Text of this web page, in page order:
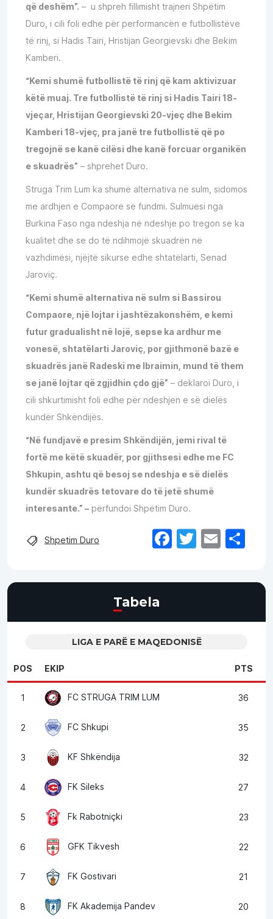
që deshëm”. – u shpreh fillimisht trajneri Shpëtim
Duro, i cili foli edhe për performancën e futbollistëve
të rinj, si Hadis Tairi, Hristijan Georgievski dhe Bekim
Kamberi.
“Kemi shumë futbollistë të rinj që kam aktivizuar
këtë muaj. Tre futbollistë të rinj si Hadis Tairi 18-
vjeçar, Hristijan Georgievski 20-vjeç dhe Bekim
Kamberi 18-vjeç, pra janë tre futbollistë që po
tregojnë se kanë cilësi dhe kanë forcuar organikën
e skuadrës” – shprehet Duro.
Struga Trim Lum ka shumë alternativa në sulm, sidomos
me ardhjen e Compaore së fundmi. Sulmuesi nga
Burkina Faso nga ndeshja në ndeshje po tregon se ka
kualitet dhe se do të ndihmojë skuadrën në
vazhdimësi, njëjtë sikurse edhe shtatëlarti, Senad
Jaroviç.
“Kemi shumë alternativa në sulm si Bassirou
Compaore, një lojtar i jashtëzakonshëm, e kemi
futur gradualisht në lojë, sepse ka ardhur me
vonesë, shtatëlarti Jaroviç, por gjithmonë bazë e
skuadrës janë Radeski me Ibraimin, mund të them
se janë lojtar që zgjidhin çdo gjë” – deklaroi Duro, i
cili shkurtimisht foli edhe për ndeshjen e së dielës
kundër Shkëndijës.
“Në fundjavë e presim Shkëndijën, jemi rival të
fortë me këtë skuadër, por gjithsesi edhe me FC
Shkupin, ashtu që besoj se ndeshja e së dielës
kundër skuadrës tetovare do të jetë shumë
interesante.” – përfundoi Shpëtim Duro.
Shpetim Duro Facebook
Twitter
Email
Tabela
LIGA E PARË E MAQEDONISË
POS EKIP PTS
1 FC STRUGA TRIM LUM 36
2 FC Shkupi 35
3 KF Shkëndija 32
4 FK Sileks 27
5 Fk Rabotniçki 23
6 GFK Tikvesh 22
7 FK Gostivari 21
8 FK Akademija Pandev 20